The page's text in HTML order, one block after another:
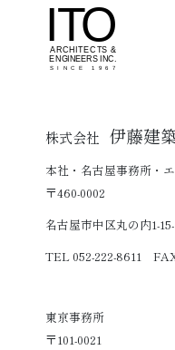
株式会社 伊藤建
本社・名古屋事務所・
〒460-0002
名古屋市中区丸の内1-15-
TEL 052-222-8611
東京事務所
〒101-0021